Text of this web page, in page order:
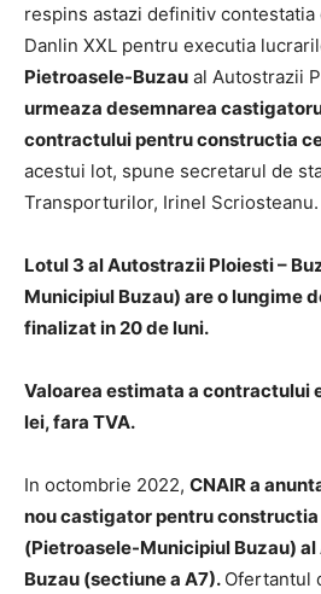
respins astazi definitiv contestatia
Danlin XXL pentru executia
Pietroasele-Buzau al Autostrazii
urmeaza desemnarea
contractului pentru constructia
acestui lot, spune secretarul de
Transporturilor, Irinel Scriosteanu.
Lotul 3 al Autostrazii Ploiesti –
Municipiul Buzau) are o lungime
finalizat in 20 de luni.
Valoarea estimata a contractului
lei, fara TVA.
In octombrie 2022, CNAIR a
nou castigator pentru constructia
(Pietroasele-Municipiul Buzau)
Buzau (sectiune a A7). Ofertantul